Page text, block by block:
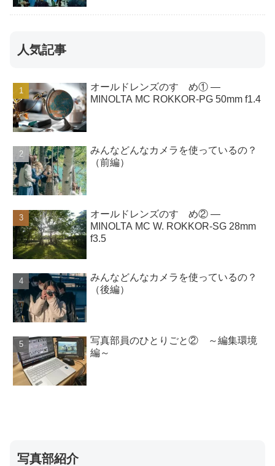
人気記事
オールドレンズのすゝめ① ―
MINOLTA MC ROKKOR-PG 50mm f1.4
みんなどんなカメラを使っているの？
（前編）
オールドレンズのすゝめ② ―
MINOLTA MC W. ROKKOR-SG 28mm
f3.5
みんなどんなカメラを使っているの？
（後編）
写真部員のひとりごと② ～編集環境
編～
写真部紹介